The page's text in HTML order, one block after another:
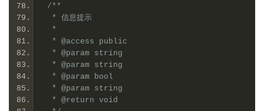
/**
  * 信息提示
  *
  * @access public
  * @param string
  * @param string
  * @param bool
  * @param string
  * @return void